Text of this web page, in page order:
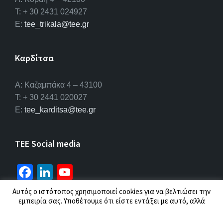
T: + 30 2431 024927
E: tee_trikala@tee.gr
Καρδίτσα
Α: Καζαμπάκα 4 – 43100
T: + 30 2441 020027
E: tee_karditsa@tee.gr
TEE Social media
Fa
ce
Li
n u
Αυτός ο ιστότοπος χρησιμοποιεί cookies για να βελτιώσει την
εμπειρία σας. Υποθέτουμε ότι είστε εντάξει με αυτό, αλλά